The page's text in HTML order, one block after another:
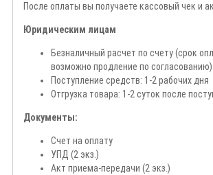
После оплаты вы получаете кассовый чек и
Юридическим лицам
Безналичный расчет по счету (срок
возможно продление по согласованию)
Поступление средств: 1-2 рабочих дня
Отгрузка товара: 1-2 суток после
Документы:
Счет на оплату
УПД (2 экз.)
Акт приема-передачи (2 экз.)